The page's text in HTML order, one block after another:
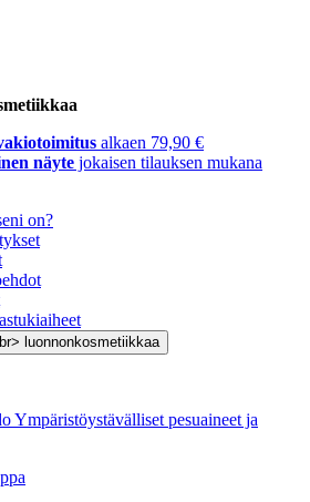
alkaen 79,90 €
näyte jokaisen tilauksen mukana
on?
Ympäristöystävälliset pesuaineet ja